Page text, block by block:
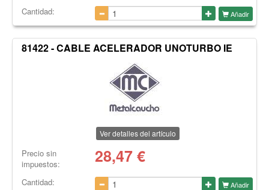
Cantidad: Añadir
81422 - CABLE ACELERADOR UNOTURBO IE
Ver detalles del artículo
Precio sin
impuestos:
28,47€
Cantidad: Añadir